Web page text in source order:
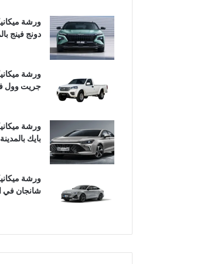
ورشة
دونج فينج
ورشة
جريت وول
ورشة
بايك
ورشة
شانجان في